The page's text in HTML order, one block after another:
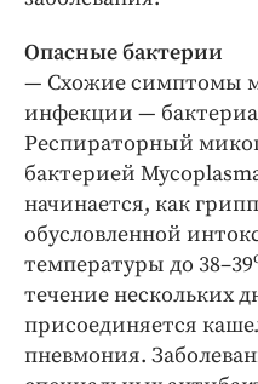
Опасные бактерии
— Схожие симптомы
инфекции —
Респираторный
бактерией
начинается, как
обусловленной
температуры до 38–39
течение нескольких
присоединяется
пневмония.